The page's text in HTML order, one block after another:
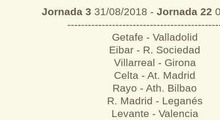
Jornada 3 31/08/2018 - Jornada 22
Getafe - Valladolid
Eibar - R. Sociedad
Villarreal - Girona
Celta - At. Madrid
Rayo - Ath. Bilbao
R. Madrid - Leganés
Levante - Valencia